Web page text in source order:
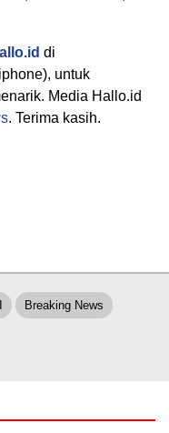
di
untuk
Media Hallo.id
. Terima kasih.
Breaking News